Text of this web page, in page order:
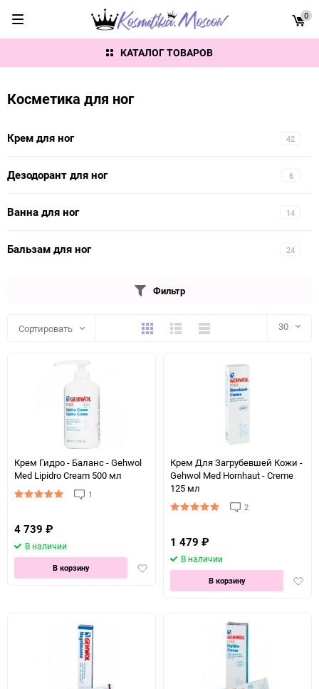
КАТАЛОГ ТОВАРОВ
0
Косметика для ног
42
Крем для ног
6
Дезодорант для ног
14
Ванна для ног
24
Бальзам для ног
Фильтр
Сортировать ПлиткаПодробноКомпактно 30
Крем Гидро - Баланс - Gehwol
Med Lipidro Cream 500 мл
1
4 739 ₽
В наличии
Добавить
избранное
В корзину
Крем Для Загрубевшей Кожи -
Gehwol Med Hornhaut - Creme
125 мл
2
1 479 ₽
В наличии
В корзину